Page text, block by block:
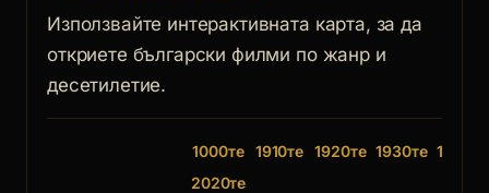
Използвайте интерактивната карта, за да
откриете български филми по жанр и
десетилетие.
1000те 1910те 1920те 1930те 1940те
2020те